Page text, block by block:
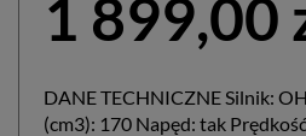
1 899,00
DANE TECHNICZNE Silnik:
(cm3): 170 Napęd: tak